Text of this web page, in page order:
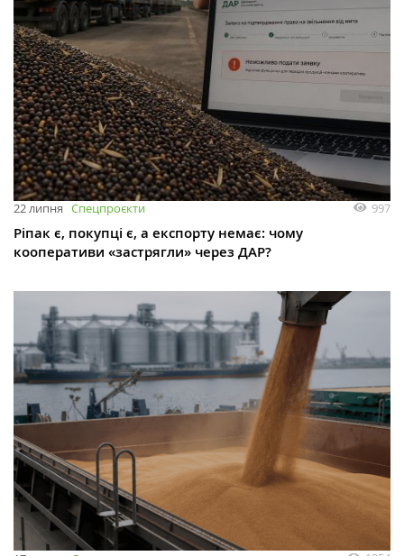
22 липня Спецпроєкти 997
Ріпак є, покупці є, а експорту немає: чому
кооперативи «застрягли» через ДАР?